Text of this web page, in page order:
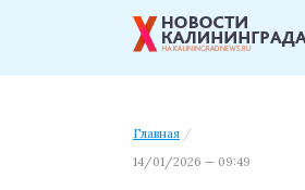
Главная /
14/01/2026 — 09:49